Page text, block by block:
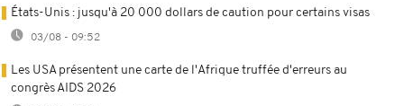
États-Unis : jusqu'à 20 000 dollars de caution pour certains visas
03/08 - 09:52
Les USA présentent une carte de l'Afrique truffée d'erreurs au
congrès AIDS 2026